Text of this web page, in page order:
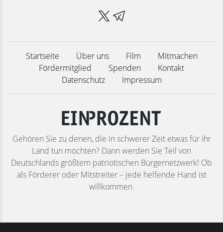
Startseite Über uns Film
Mitmachen
Fördermitglied
Spenden
Kontakt
Datenschutz
Impressum
Gehören Sie zu denen, die in schwerer Zeit etwas für ihr
Land tun möchten? Dann werden Sie Teil von
Deutschlands größtem patriotischen Bürgernetzwerk! Ob
als Förderer oder Mitstreiter – jede helfende Hand ist
willkommen.